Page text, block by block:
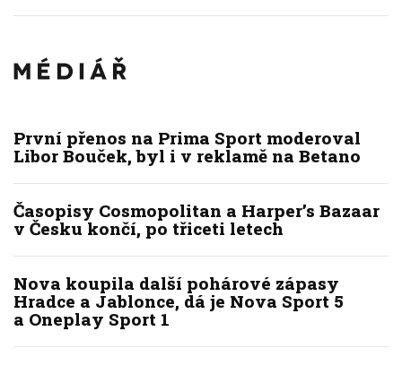
První přenos na Prima Sport moderoval
Libor Bouček, byl i v reklamě na Betano
Časopisy Cosmopolitan a Harper’s Bazaar
v Česku končí, po třiceti letech
Nova koupila další pohárové zápasy
Hradce a Jablonce, dá je Nova Sport 5
a Oneplay Sport 1